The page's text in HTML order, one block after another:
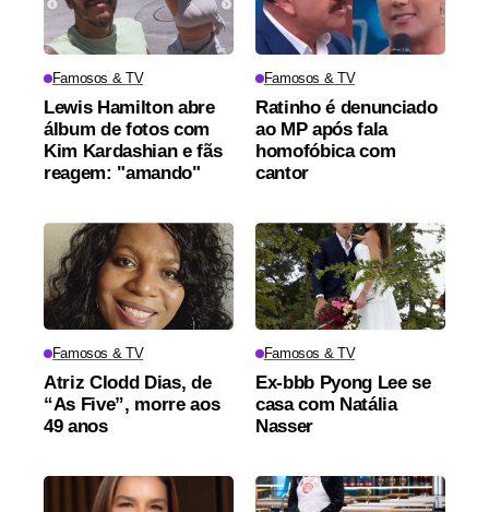
Famosos & TV
Lewis Hamilton abre
álbum de fotos com
Kim Kardashian e fãs
reagem: "amando"
Famosos & TV
Ratinho é denunciado
ao MP após fala
homofóbica com
cantor
Famosos & TV
Atriz Clodd Dias, de
“As Five”, morre aos
49 anos
Famosos & TV
Ex-bbb Pyong Lee se
casa com Natália
Nasser